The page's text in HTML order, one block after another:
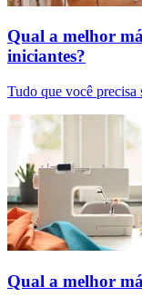
Qual a melhor
iniciantes?
Tudo que você precisa
Qual a melhor